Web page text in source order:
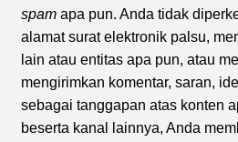
spam apa pun. Anda tidak
alamat surat elektronik palsu,
lain atau entitas apa pun, atau
mengirimkan komentar, saran,
sebagai tanggapan atas konten
beserta kanal lainnya, Anda